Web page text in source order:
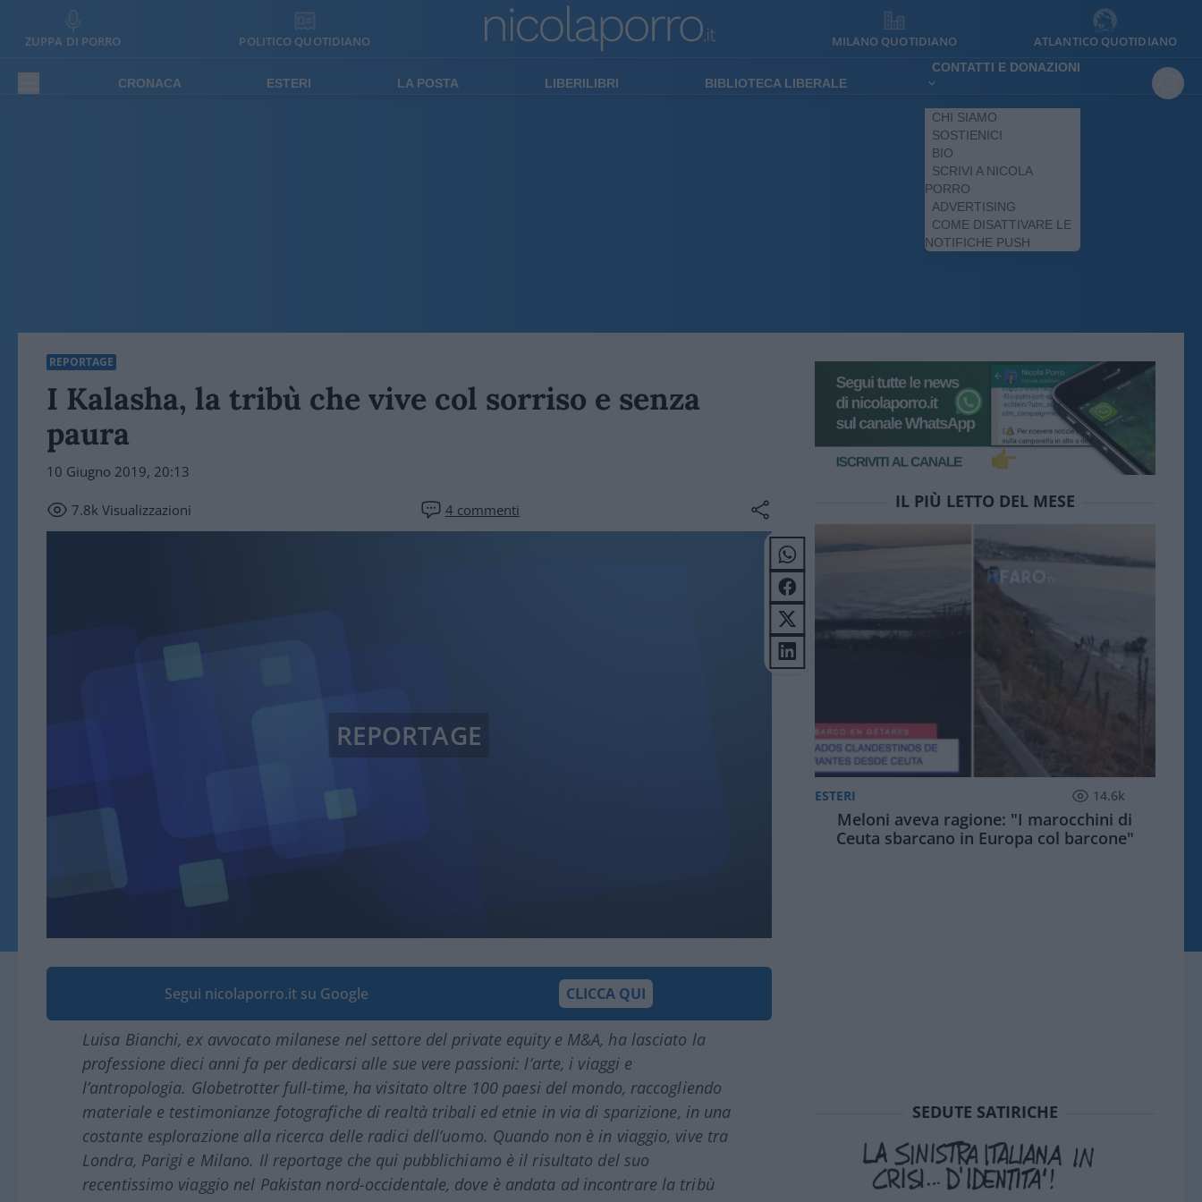
ZUPPA DI PORRO POLITICO QUOTIDIANO MILANO QUOTIDIANO ATLANTICO QUOTIDIANO
CRONACA ESTERI LA POSTA LIBERILIBRI BIBLIOTECA LIBERALE
CONTATTI E DONAZIONI
CHI SIAMO
SOSTIENICI
BIO
SCRIVI A NICOLA
PORRO
ADVERTISING
COME DISATTIVARE LE
NOTIFICHE PUSH
REPORTAGE
I Kalasha, la tribù che vive col sorriso e senza
paura
10 Giugno 2019, 20:13
7.8k Visualizzazioni 4 commenti
REPORTAGE
Segui nicolaporro.it su Google CLICCA QUI
Luisa Bianchi, ex avvocato milanese nel settore del private equity e M&A, ha lasciato la
professione dieci anni fa per dedicarsi alle sue vere passioni: l’arte, i viaggi e
l’antropologia. Globetrotter full-time, ha visitato oltre 100 paesi del mondo, raccogliendo
materiale e testimonianze fotografiche di realtà tribali ed etnie in via di sparizione, in una
costante esplorazione alla ricerca delle radici dell’uomo. Quando non è in viaggio, vive tra
Londra, Parigi e Milano. Il reportage che qui pubblichiamo è il risultato del suo
recentissimo viaggio nel Pakistan nord-occidentale, dove è andata ad incontrare la tribù
IL PIÙ LETTO DEL MESE
ESTERI 14.6k
Meloni aveva ragione: "I marocchini di
Ceuta sbarcano in Europa col barcone"
SEDUTE SATIRICHE